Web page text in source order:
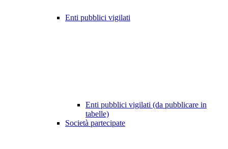
Enti pubblici vigilati
Enti pubblici vigilati (da pubblicare in
tabelle)
Società partecipate